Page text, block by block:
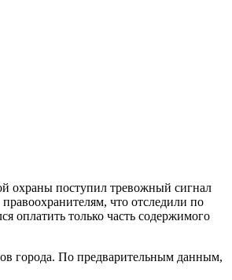
охраны поступил тревожный сигнал
что отследили по
оплатить только часть содержимого
города. По предварительным данным,